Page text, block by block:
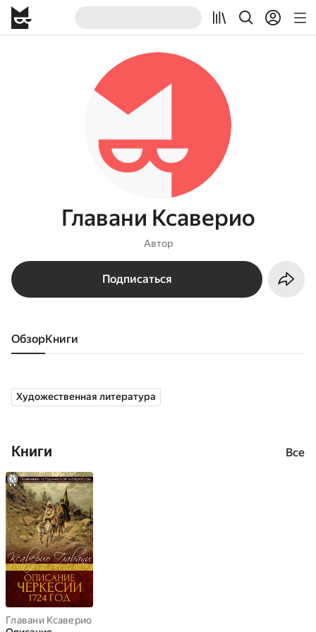
Главани Ксаверио
Автор
Подписаться
Обзор книги
Художественная литература
Книги Все
Главани Ксаверио